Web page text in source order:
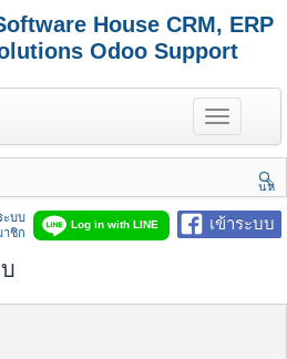
House CRM, ERP
Odoo Support
T
o
g
e
n
a
นห
า
เข้าระบบ
Log in with LINE
ะบบ
าชิก